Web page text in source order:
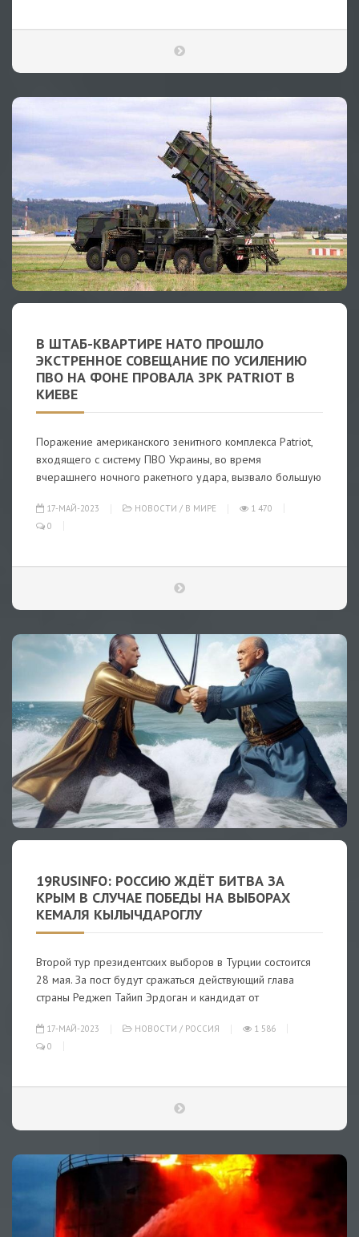
В ШТАБ-КВАРТИРЕ НАТО ПРОШЛО
ЭКСТРЕННОЕ СОВЕЩАНИЕ ПО УСИЛЕНИЮ
ПВО НА ФОНЕ ПРОВАЛА ЗРК PATRIOT В
КИЕВЕ
Поражение американского зенитного комплекса Patriot,
входящего с систему ПВО Украины, во время
вчерашнего ночного ракетного удара, вызвало большую
17-МАЙ-2023 НОВОСТИ / В МИРЕ
1 470
0
19RUSINFO: РОССИЮ ЖДЁТ БИТВА ЗА
КРЫМ В СЛУЧАЕ ПОБЕДЫ НА ВЫБОРАХ
КЕМАЛЯ КЫЛЫЧДАРОГЛУ
Второй тур президентских выборов в Турции состоится
28 мая. За пост будут сражаться действующий глава
страны Реджеп Тайип Эрдоган и кандидат от
17-МАЙ-2023 НОВОСТИ / РОССИЯ
1 586
0